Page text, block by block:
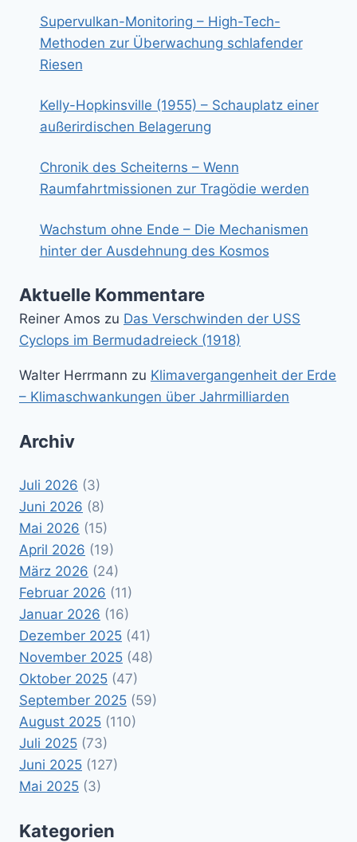
Supervulkan-Monitoring – High-Tech-
Methoden zur Überwachung schlafender
Riesen
Kelly-Hopkinsville (1955) – Schauplatz einer
außerirdischen Belagerung
Chronik des Scheiterns – Wenn
Raumfahrtmissionen zur Tragödie werden
Wachstum ohne Ende – Die Mechanismen
hinter der Ausdehnung des Kosmos
Aktuelle Kommentare
Reiner Amos zu Das Verschwinden der USS
Cyclops im Bermudadreieck (1918)
Walter Herrmann zu Klimavergangenheit der Erde
– Klimaschwankungen über Jahrmilliarden
Archiv
Juli 2026 (3)
Juni 2026 (8)
Mai 2026 (15)
April 2026 (19)
März 2026 (24)
Februar 2026 (11)
Januar 2026 (16)
Dezember 2025 (41)
November 2025 (48)
Oktober 2025 (47)
September 2025 (59)
August 2025 (110)
Juli 2025 (73)
Juni 2025 (127)
Mai 2025 (3)
Kategorien